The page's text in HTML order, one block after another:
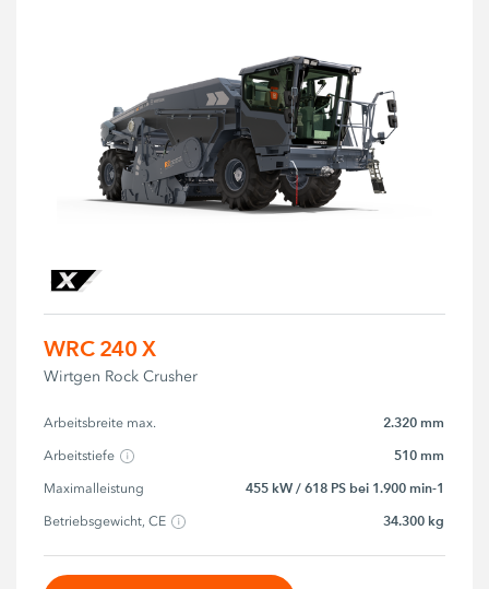
WRC 240 X
Wirtgen Rock Crusher
Arbeitsbreite max. 2.320 mm
Arbeitstiefe 510 mm
Maximalleistung 455 kW / 618 PS bei 1.900 min-1
Betriebsgewicht, CE 34.300 kg